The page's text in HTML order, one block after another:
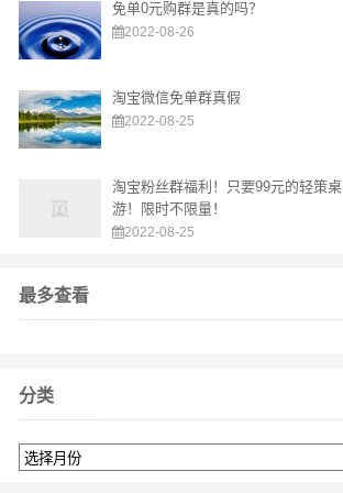
免单0元购群是真的吗？
2022-08-26
淘宝微信免单群真假
2022-08-25
淘宝粉丝群福利！只要99元的轻策桌
游！限时不限量！
2022-08-25
最多查看
分类